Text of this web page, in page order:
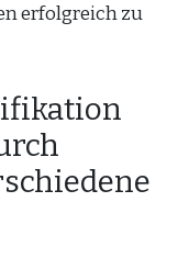
erfolgreich zu